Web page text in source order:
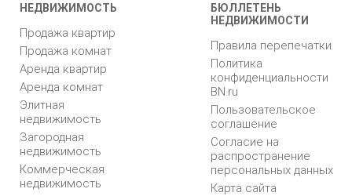
НЕДВИЖИМОСТЬ
Продажа квартир
Продажа комнат
Аренда квартир
Аренда комнат
Элитная
недвижимость
Загородная
недвижимость
Коммерческая
недвижимость
БЮЛЛЕТЕНЬ
НЕДВИЖИМОСТИ
Правила перепечатки
Политика
конфиденциальности
BN.ru
Пользовательское
соглашение
Согласие на
распространение
персональных данных
Карта сайта